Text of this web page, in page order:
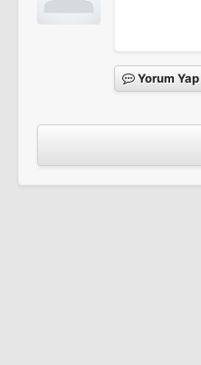
Yorum Yap